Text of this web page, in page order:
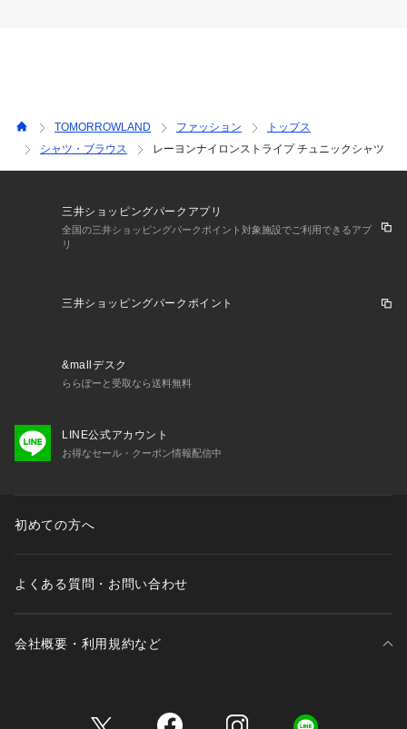
TOMORROWLAND ファッション
トップス
シャツ・ブラウス
レーヨンナイロンストライプ チュニックシャツ
三井ショッピングパークアプリ
全国の三井ショッピングパークポイント対象施設でご利用できるアプ
リ
三井ショッピングパークポイント
&mallデスク
ららぽーと受取なら送料無料
LINE公式アカウント
お得なセール・クーポン情報配信中
初めての方へ
よくある質問・お問い合わせ
会社概要・利用規約など